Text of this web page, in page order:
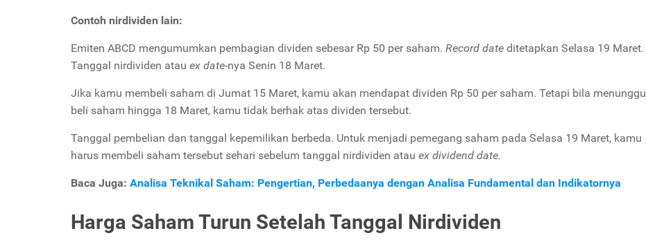
Contoh nirdividen lain:
Emiten ABCD mengumumkan pembagian dividen sebesar Rp 50 per saham. Record date ditetapkan Selasa 19 Maret.
Tanggal nirdividen atau ex date-nya Senin 18 Maret.
Jika kamu membeli saham di Jumat 15 Maret, kamu akan mendapat dividen Rp 50 per saham. Tetapi bila menunggu
beli saham hingga 18 Maret, kamu tidak berhak atas dividen tersebut.
Tanggal pembelian dan tanggal kepemilikan berbeda. Untuk menjadi pemegang saham pada Selasa 19 Maret, kamu
harus membeli saham tersebut sehari sebelum tanggal nirdividen atau ex dividend date.
Baca Juga: Analisa Teknikal Saham: Pengertian, Perbedaanya dengan Analisa Fundamental dan Indikatornya
Harga Saham Turun Setelah Tanggal Nirdividen